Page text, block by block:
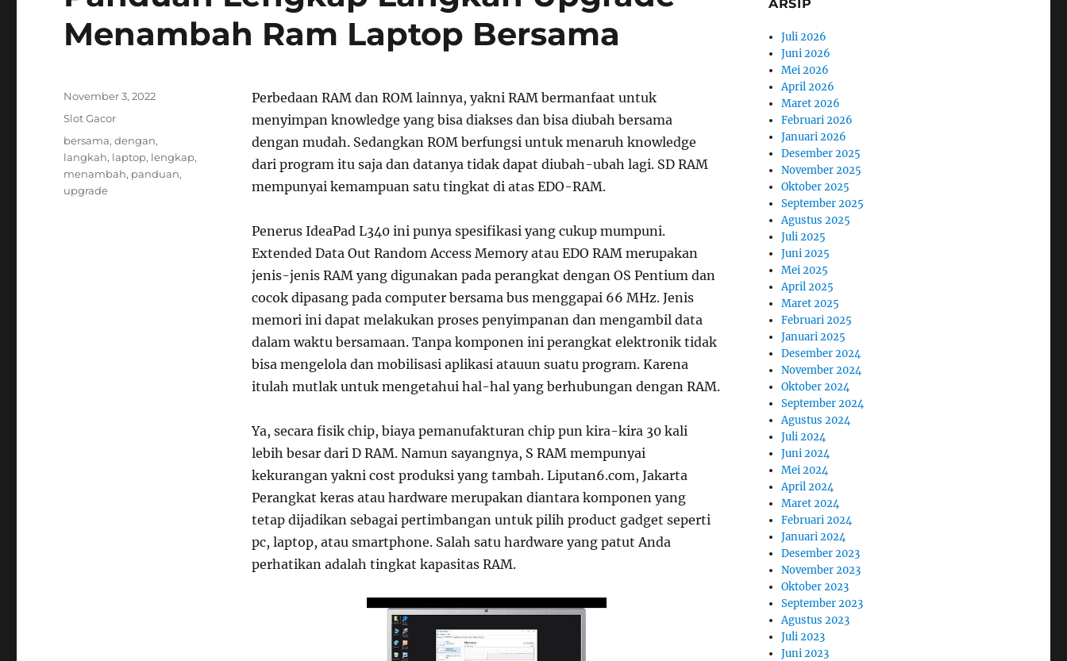
Menambah Ram Laptop Bersama
Perbedaan RAM dan ROM lainnya, yakni RAM bermanfaat untuk
menyimpan knowledge yang bisa diakses dan bisa diubah bersama
dengan mudah. Sedangkan ROM berfungsi untuk menaruh knowledge
dari program itu saja dan datanya tidak dapat diubah-ubah lagi. SD RAM
mempunyai kemampuan satu tingkat di atas EDO-RAM.
Penerus IdeaPad L340 ini punya spesifikasi yang cukup mumpuni.
Extended Data Out Random Access Memory atau EDO RAM merupakan
jenis-jenis RAM yang digunakan pada perangkat dengan OS Pentium dan
cocok dipasang pada computer bersama bus menggapai 66 MHz. Jenis
memori ini dapat melakukan proses penyimpanan dan mengambil data
dalam waktu bersamaan. Tanpa komponen ini perangkat elektronik tidak
bisa mengelola dan mobilisasi aplikasi atauun suatu program. Karena
itulah mutlak untuk mengetahui hal-hal yang berhubungan dengan RAM.
Ya, secara fisik chip, biaya pemanufakturan chip pun kira-kira 30 kali
lebih besar dari D RAM. Namun sayangnya, S RAM mempunyai
kekurangan yakni cost produksi yang tambah. Liputan6.com, Jakarta
Perangkat keras atau hardware merupakan diantara komponen yang
tetap dijadikan sebagai pertimbangan untuk pilih product gadget seperti
pc, laptop, atau smartphone. Salah satu hardware yang patut Anda
perhatikan adalah tingkat kapasitas RAM.
Posted
on
November 3, 2022
Categories
Slot Gacor
Tags
bersama,dengan,
langkah, laptop, lengkap,
menambah, panduan,
upgrade
ARSIP
Juli 2026
Juni 2026
Mei 2026
April 2026
Maret 2026
Februari 2026
Januari 2026
Desember 2025
November 2025
Oktober 2025
September 2025
Agustus 2025
Juli 2025
Juni 2025
Mei 2025
April 2025
Maret 2025
Februari 2025
Januari 2025
Desember 2024
November 2024
Oktober 2024
September 2024
Agustus 2024
Juli 2024
Juni 2024
Mei 2024
April 2024
Maret 2024
Februari 2024
Januari 2024
Desember 2023
November 2023
Oktober 2023
September 2023
Agustus 2023
Juli 2023
Juni 2023